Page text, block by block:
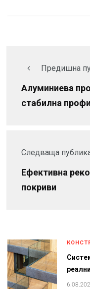
Предишна
Алуминиева
стабилна
Следваща
Ефективна
покриви